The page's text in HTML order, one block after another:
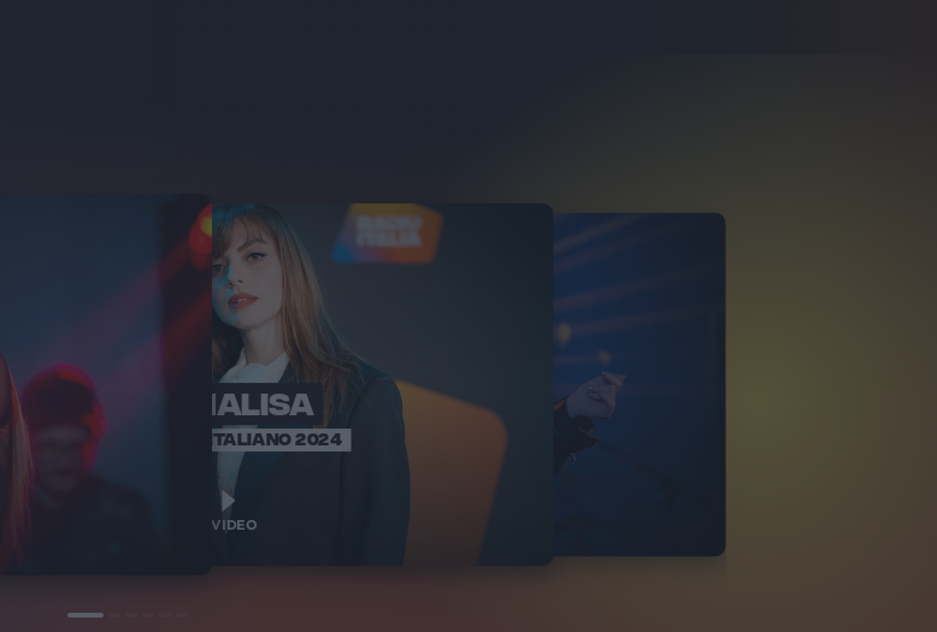
ANNALISA
SANREMO ITALIANO 2024
VIDEO
ANNALISA
RADIO ITALIA LIVE 17/11